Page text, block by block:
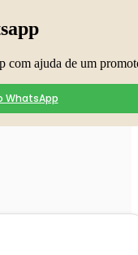
com ajuda de um
WhatsApp